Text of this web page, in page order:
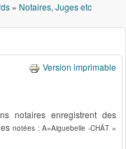
» Notaires, Juges etc
Version imprimable
notaires enregistrent des
notées : A=Aiguebelle -CHÂT =